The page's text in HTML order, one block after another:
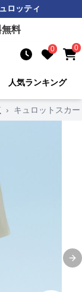
ロッティ
料
0 0
人気ランキング
› キュロットスカ